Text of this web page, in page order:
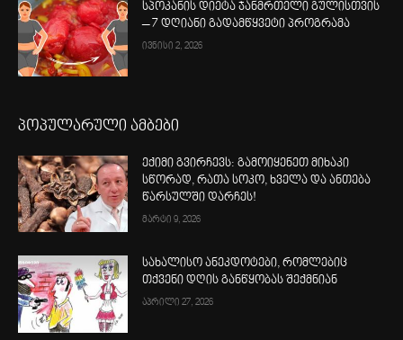
სპოკანის დიეტა ჯანმრთელი გულისთვის
– 7 დღიანი გადამწყვეტი პროგრამა
ივნისი 2, 2026
პოპულარული ამბები
ექიმი გვირჩევს: გამოიყენეთ მიხაკი
სწორად, რათა სოკო, ხველა და ანთება
წარსულში დარჩეს!
მარტი 9, 2026
სახალისო ანეკდოტები, რომლებიც
თქვენი დღის განწყობას შექმნიან
აპრილი 27, 2026